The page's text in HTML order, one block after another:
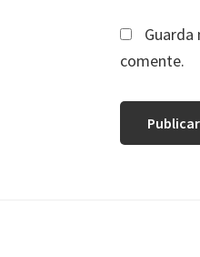
comente.